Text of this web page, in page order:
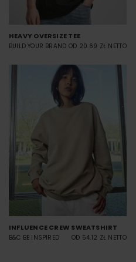
HEAVY OVERSIZE TEE
BUILD YOUR BRAND OD 20.69 ZŁ NETTO
INFLUENCE CREW SWEATSHIRT
B&C BE INSPIRED OD 54.12 ZŁ NETTO